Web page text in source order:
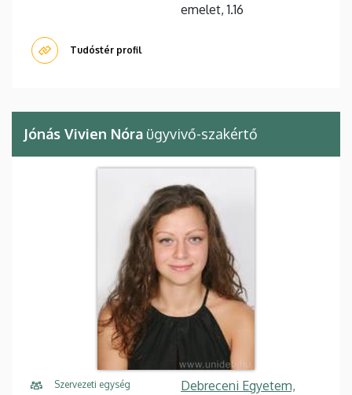
emelet, 1.16
Tudóstér profil
Jónás Vivien Nóra ügyvivő-szakértő
Szervezeti egység Debreceni Egyetem,